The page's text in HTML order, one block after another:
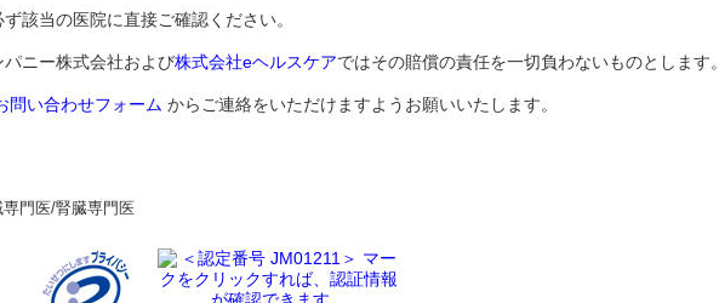
該当の医院に直接ご確認ください。
ニー株式会社および株式会社eヘルスケアではその賠償の責任を一切負わないものとします。
問い合わせフォーム からご連絡をいただけますようお願いいたします。
門医/腎臓専門医